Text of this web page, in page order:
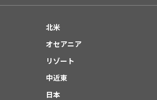
北米
オセアニア
リゾート
中近東
日本